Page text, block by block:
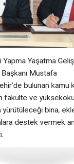
Yapma Yaşatma
Mustafa
bulunan kamu
fakülte ve
bina,
destek vermek